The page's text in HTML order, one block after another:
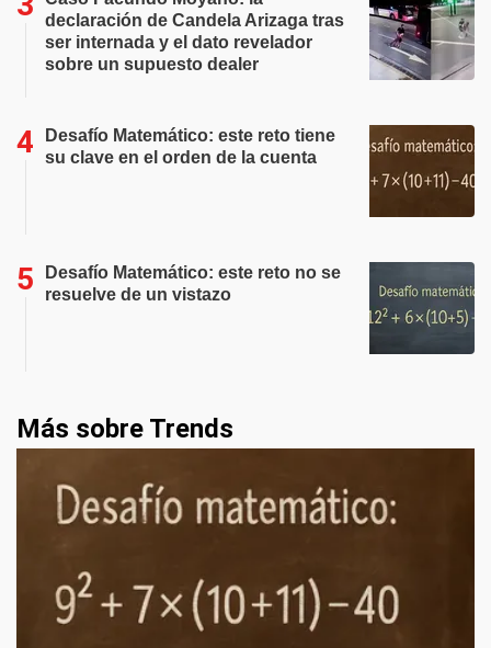
declaración de Candela Arizaga tras
ser internada y el dato revelador
sobre un supuesto dealer
Desafío Matemático: este reto tiene
su clave en el orden de la cuenta
Desafío Matemático: este reto no se
resuelve de un vistazo
Más sobre Trends